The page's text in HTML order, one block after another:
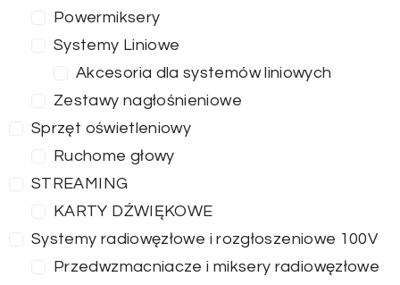
Powermiksery
Systemy Liniowe
Akcesoria dla systemów liniowych
Zestawy nagłośnieniowe
Sprzęt oświetleniowy
Ruchome głowy
STREAMING
KARTY DŹWIĘKOWE
Systemy radiowęzłowe i rozgłoszeniowe 100V
Przedwzmacniacze i miksery radiowęzłowe